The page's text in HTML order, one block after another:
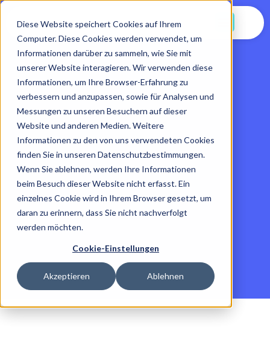
Diese Website speichert Cookies auf Ihrem
Computer. Diese Cookies werden verwendet, um
Informationen darüber zu sammeln, wie Sie mit
unserer Website interagieren. Wir verwenden diese
Informationen, um Ihre Browser-Erfahrung zu
verbessern und anzupassen, sowie für Analysen und
Messungen zu unseren Besuchern auf dieser
Website und anderen Medien. Weitere
Informationen zu den von uns verwendeten Cookies
finden Sie in unseren Datenschutzbestimmungen.
Wenn Sie ablehnen, werden Ihre Informationen
beim Besuch dieser Website nicht erfasst. Ein
einzelnes Cookie wird in Ihrem Browser gesetzt, um
daran zu erinnern, dass Sie nicht nachverfolgt
werden möchten.
Cookie-Einstellungen
Akzeptieren Ablehnen